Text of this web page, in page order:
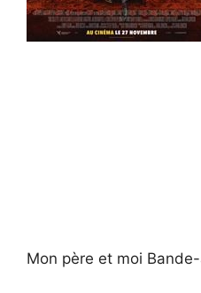
Mon père et moi